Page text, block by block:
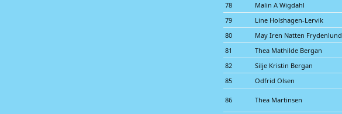
78
Malin A Wigdahl
79
Line Holshagen-Lervik
80
May Iren Natten Frydenlund
81
Thea Mathilde Bergan
82
Silje Kristin Bergan
85
Odfrid Olsen
86 Thea Martinsen